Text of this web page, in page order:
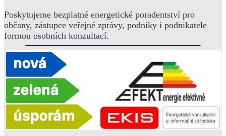
Poskytujeme bezplatné energetické poradentství pro
občany, zástupce veřejné zprávy, podniky i podnikatele
formou osobních konzultací.